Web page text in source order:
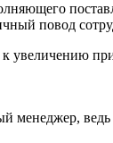
повод
увеличению